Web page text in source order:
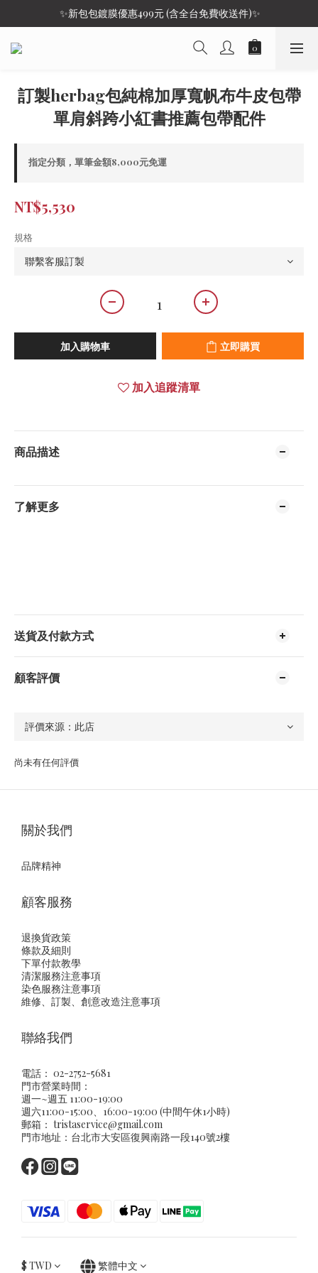
✨新包包鍍膜優惠499元 (含全台免費收送件)✨
訂製herbag包純棉加厚寬帆布牛皮包帶
單肩斜跨小紅書推薦包帶配件
指定分類，單筆金額8,000元免運
NT$5,530
規格
加入購物車 立即購買
加入追蹤清單
商品描述
了解更多
送貨及付款方式
顧客評價
尚未有任何評價
關於我們
品牌精神
顧客服務
退換貨政策
條款及細則
下單付款教學
清潔服務注意事項
染色服務注意事項
維修、訂製、創意改造注意事項
聯絡我們
電話： 02-2752-5681
門市營業時間：
週一~週五 11:00-19:00
週六11:00-15:00、16:00-19:00 (中間午休1小時)
郵箱： tristaservice@gmail.com
門市地址：台北市大安區復興南路一段140號2樓
$ TWD 繁體中文